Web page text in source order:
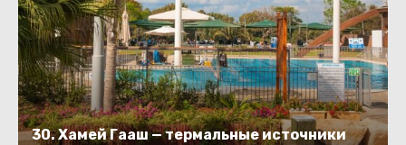
30. Хамей Гааш — термальные источники